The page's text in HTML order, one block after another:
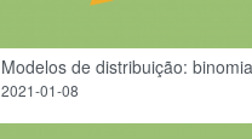
Modelos de distribuição:
2021-01-08